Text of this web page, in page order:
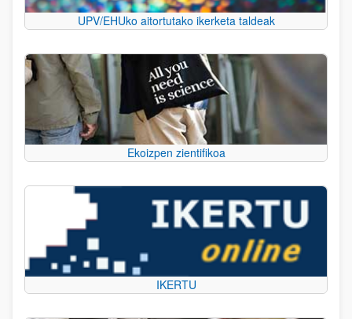
UPV/EHUko aitortutako ikerketa taldeak
Ekoizpen zientifikoa
IKERTU